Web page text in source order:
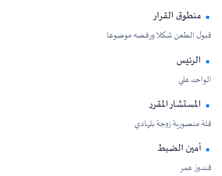
منطوق القرار
قبول الطعن شكلا ورفضه موضوعا
الرئيس
الواحد علي
المستشار المقرر
قلة منصورية زوجة بلهادي
أمين الضبط
قندوز عمر